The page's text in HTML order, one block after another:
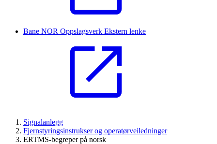
Bane NOR Oppslagsverk Ekstern lenke
Signalanlegg
Fjernstyringsinstrukser og operatørveiledninger
ERTMS-begreper på norsk